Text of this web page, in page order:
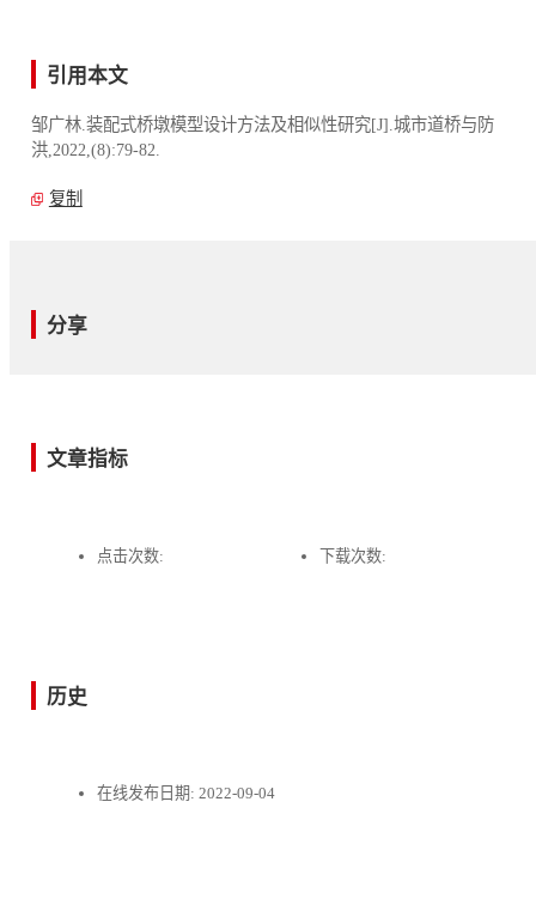
引用本文
邹广林.装配式桥墩模型设计方法及相似性研究[J].城市道桥与防
洪,2022,(8):79-82.
复制
分享
文章指标
点击次数: 下载次数:
历史
在线发布日期: 2022-09-04